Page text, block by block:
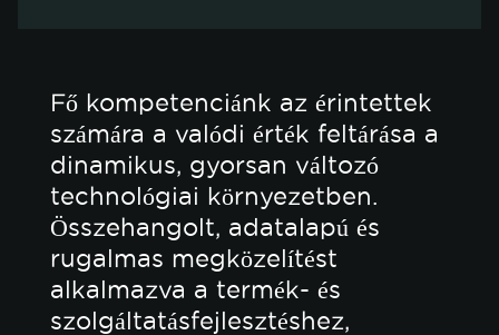
Fő kompetenciánk az érintettek
számára a valódi érték feltárása a
dinamikus, gyorsan változó
technológiai környezetben.
Összehangolt, adatalapú és
rugalmas megközelítést
alkalmazva a termék- és
szolgáltatásfejlesztéshez,